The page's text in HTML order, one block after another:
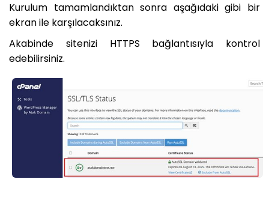
Kurulum tamamlandıktan sonra aşağıdaki gibi bir
ekran ile karşılacaksınız.
Akabinde sitenizi HTTPS bağlantısıyla kontrol
edebilirsiniz.